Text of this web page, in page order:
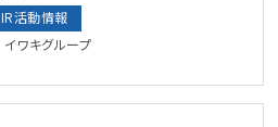
IR活動情報
イワキグループ